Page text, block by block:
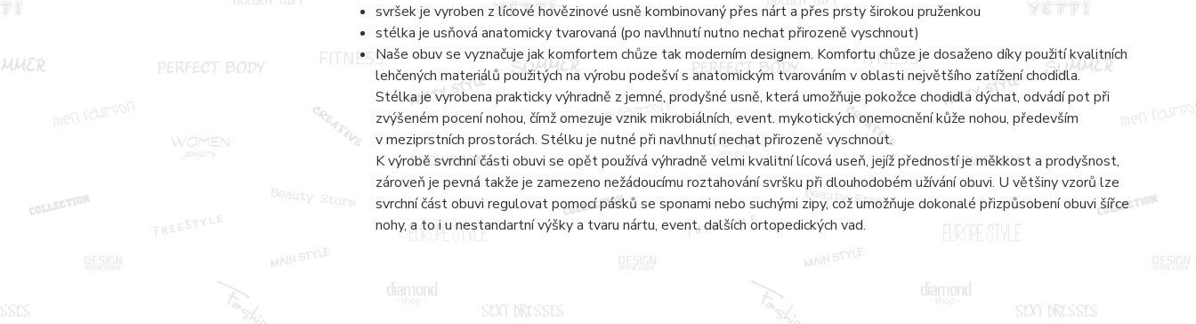
svršek je vyroben z lícové hovězinové usně kombinovaný přes nárt a přes prsty širokou pruženkou
stélka je usňová anatomicky tvarovaná (po navlhnutí nutno nechat přirozeně vyschnout)
Naše obuv se vyznačuje jak komfortem chůze tak moderním designem. Komfortu chůze je dosaženo díky použití kvalitních
lehčených materiálů použitých na výrobu podešví s anatomickým tvarováním v oblasti největšího zatížení chodidla.
Stélka je vyrobena prakticky výhradně z jemné, prodyšné usně, která umožňuje pokožce chodidla dýchat, odvádí pot při
zvýšeném pocení nohou, čímž omezuje vznik mikrobiálních, event. mykotických onemocnění kůže nohou, především
v meziprstních prostorách. Stélku je nutné při navlhnutí nechat přirozeně vyschnout.
K výrobě svrchní části obuvi se opět používá výhradně velmi kvalitní lícová useň, jejíž předností je měkkost a prodyšnost,
zároveň je pevná takže je zamezeno nežádoucímu roztahování svršku při dlouhodobém užívání obuvi. U většiny vzorů lze
svrchní část obuvi regulovat pomocí pásků se sponami nebo suchými zipy, což umožňuje dokonalé přizpůsobení obuvi šířce
nohy, a to i u nestandartní výšky a tvaru nártu, event. dalších ortopedických vad.